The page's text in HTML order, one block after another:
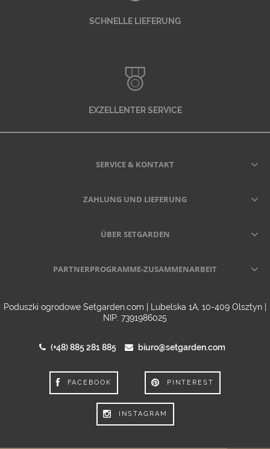
SCHNELLE LIEFERUNG
EXZELLENTER SERVICE
SERVICE & KONTAKT
ZAHLUNG UND LIEFERUNG
ÜBER SETGARDEN
PARTNERPROGRAMME-ZUSAMMENARBEIT
Poduszki ogrodowe Setgarden.com | Lubelska 1A, 10-409 Olsztyn |
NIP: 7391986025
(+48) 885 281 885 biuro@setgarden.com
FACEBOOK PINTEREST
INSTAGRAM